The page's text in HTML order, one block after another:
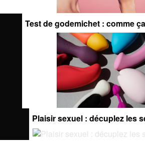
Test de godemichet : comme
Plaisir sexuel : décuplez les